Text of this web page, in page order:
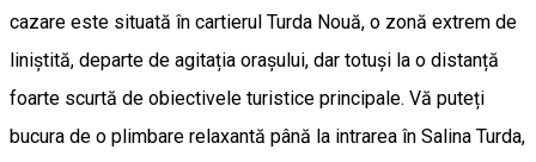
cazare este situată în cartierul Turda Nouă, o zonă extrem de
liniștită, departe de agitația orașului, dar totuși la o distanță
foarte scurtă de obiectivele turistice principale. Vă puteți
bucura de o plimbare relaxantă până la intrarea în Salina Turda,